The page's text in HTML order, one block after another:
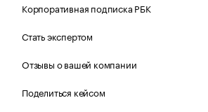
Корпоративная подписка РБК
Стать экспертом
Отзывы о вашей компании
Поделиться кейсом